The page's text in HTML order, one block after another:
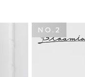
NO.2